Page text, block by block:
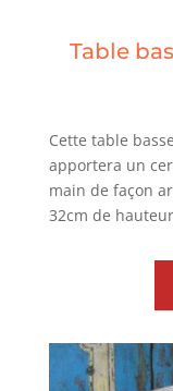
Table
Cette table
apportera un
main de façon
32cm de